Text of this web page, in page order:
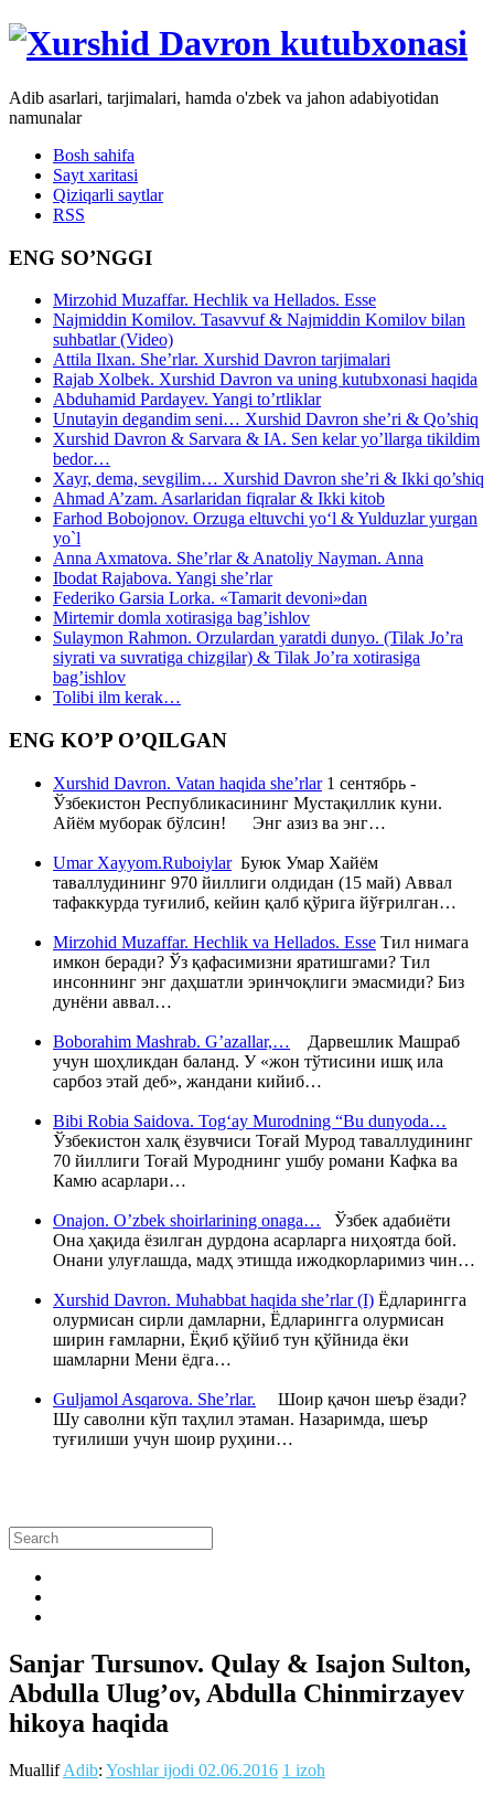
Adib asarlari, tarjimalari, hamda o'zbek va jahon adabiyotidan
namunalar
Bosh sahifa
Sayt xaritasi
Qiziqarli saytlar
RSS
ENG SO’NGGI
Mirzohid Muzaffar. Hechlik va Hellados. Esse
Najmiddin Komilov. Tasavvuf & Najmiddin Komilov bilan
suhbatlar (Video)
Attila Ilxan. She’rlar. Xurshid Davron tarjimalari
Rajab Xolbek. Xurshid Davron va uning kutubxonasi haqida
Abduhamid Pardayev. Yangi to’rtliklar
Unutayin degandim seni… Xurshid Davron she’ri & Qo’shiq
Xurshid Davron & Sarvara & IA. Sen kelar yo’llarga tikildim
bedor…
Xayr, dema, sevgilim… Xurshid Davron she’ri & Ikki qo’shiq
Ahmad A’zam. Asarlaridan fiqralar & Ikki kitob
Farhod Bobojonov. Orzuga eltuvchi yo‘l & Yulduzlar yurgan
yo`l
Anna Axmatova. She’rlar & Anatoliy Nayman. Anna
Ibodat Rajabova. Yangi she’rlar
Federiko Garsia Lorka. «Tamarit devoni»dan
Mirtemir domla xotirasiga bag’ishlov
Sulaymon Rahmon. Orzulardan yaratdi dunyo. (Tilak Jo’ra
siyrati va suvratiga chizgilar) & Tilak Jo’ra xotirasiga
bag’ishlov
Tolibi ilm kerak…
ENG KO’P O’QILGAN
Xurshid Davron. Vatan haqida she’rlar1 сентябрь -
Ўзбекистон Республикасининг Мустақиллик куни.
Айём муборак бўлсин! Энг азиз ва энг…
Umar Xayyom.RuboiylarБуюк Умар Хайём
таваллудининг 970 йиллиги олдидан (15 май) Аввал
тафаккурда туғилиб, кейин қалб қўрига йўғрилган…
Mirzohid Muzaffar. Hechlik va Hellados. Esse Тил нимага
имкон беради? Ўз қафасимизни яратишгами? Тил
инсоннинг энг даҳшатли эринчоқлиги эмасмиди? Биз
дунёни аввал…
Boborahim Mashrab. G’azallar,… Дарвешлик Машраб
учун шоҳликдан баланд. У «жон тўтисини ишқ ила
сарбоз этай деб», жандани кийиб…
Bibi Robia Saidova. Tog‘ay Murodning “Bu dunyoda…
Ўзбекистон халқ ёзувчиси Тоғай Мурод таваллудининг
70 йиллиги Тоғай Муроднинг ушбу романи Кафка ва
Камю асарлари…
Onajon. O’zbek shoirlarining onaga… Ўзбек адабиёти
Она ҳақида ёзилган дурдона асарларга ниҳоятда бой.
Онани улуғлашда, мадҳ этишда ижодкорларимиз чин…
Xurshid Davron. Muhabbat haqida she’rlar (I) Ёдларингга
олурмисан сирли дамларни, Ёдларингга олурмисан
ширин ғамларни, Ёқиб қўйиб тун қўйнида ёки
шамларни Мени ёдга…
Guljamol Asqarova. She’rlar. Шоир қачон шеър ёзади?
Шу саволни кўп таҳлил этаман. Назаримда, шеър
туғилиши учун шоир руҳини…
Sanjar Tursunov. Qulay & Isajon Sulton,
Abdulla Ulug’ov, Abdulla Chinmirzayev
hikoya haqida
MuallifAdib: Yoshlar ijodi 02.06.2016 1 izoh